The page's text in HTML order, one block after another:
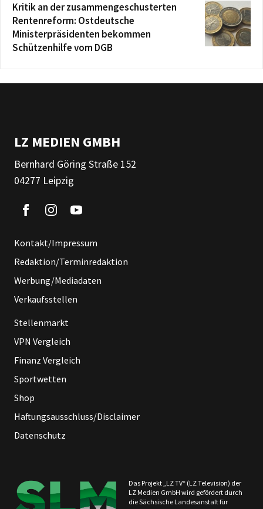
Kritik an der zusammengeschusterten
Rentenreform: Ostdeutsche
Ministerpräsidenten bekommen
Schützenhilfe vom DGB
LZ MEDIEN GMBH
Bernhard Göring Straße 152
04277 Leipzig
Kontakt/Impressum
Redaktion/Terminredaktion
Werbung/Mediadaten
Verkaufsstellen
Stellenmarkt
VPN Vergleich
Finanz Vergleich
Sportwetten
Shop
Haftungsausschluss/Disclaimer
Datenschutz
Das Projekt „LZ TV“ (LZ Television) der
LZ Medien GmbH wird gefördert durch
die Sächsische Landesanstalt für